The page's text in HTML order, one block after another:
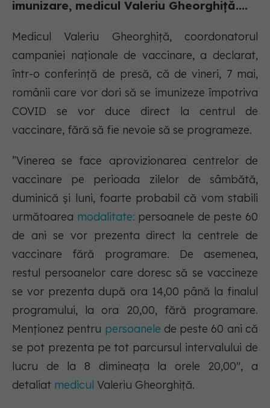
imunizare, medicul Valeriu Gheorghiță....
Medicul Valeriu Gheorghiţă, coordonatorul
campaniei naționale de vaccinare, a declarat,
într-o conferință de presă, că de vineri, 7 mai,
românii care vor dori să se imunizeze împotriva
COVID se vor duce direct la centrul de
vaccinare, fără să fie nevoie să se programeze.
”Vinerea se face aprovizionarea centrelor de
vaccinare pe perioada zilelor de sâmbătă,
duminică şi luni, foarte probabil că vom stabili
următoarea modalitate: persoanele de peste 60
de ani se vor prezenta direct la centrele de
vaccinare fără programare. De asemenea,
restul persoanelor care doresc să se vaccineze
se vor prezenta după ora 14,00 până la finalul
programului, la ora 20,00, fără programare.
Menţionez pentru persoanele de peste 60 ani că
se pot prezenta pe tot parcursul intervalului de
lucru de la 8 dimineaţa la orele 20,00", a
detaliat medicul Valeriu Gheorghiţă.